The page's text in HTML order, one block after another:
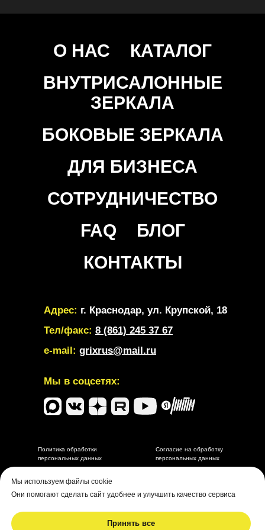
Мы используем файлы cookie
Они помогают сделать сайт удобнее и улучшить качество сервиса
Принять все
О НАС
КАТАЛОГ
ВНУТРИСАЛОННЫЕ
ЗЕРКАЛА
БОКОВЫЕ ЗЕРКАЛА
ДЛЯ БИЗНЕСА
СОТРУДНИЧЕСТВО
FAQ
БЛОГ
КОНТАКТЫ
Мы в соцсетях:
Адрес: г. Краснодар, ул. Крупской, 18
Тел/факс: 8 (861) 245 37 67
e-mail: grixrus@mail.ru
Разработка и маркетинговое сопровождение depdes.ru
Политика обработки
персональных данных
Согласие на обработку
персональных данных